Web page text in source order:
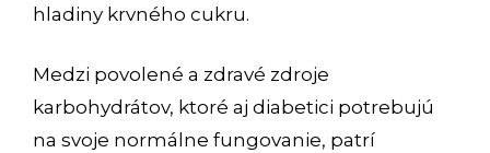
hladiny krvného cukru.
Medzi povolené a zdravé zdroje
karbohydrátov, ktoré aj diabetici potrebujú
na svoje normálne fungovanie, patrí